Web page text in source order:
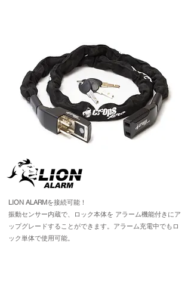
LION ALARMを接続可能！
振動センサー内蔵で、ロック本体を ​アラーム機能付きにア
ップグレードすることができます。アラーム充電中でもロ
ック単体で使用可能。